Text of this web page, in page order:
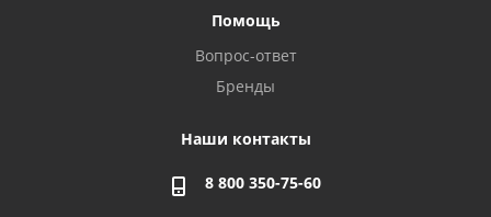
Помощь
Вопрос-ответ
Бренды
Наши контакты
8 800 350-75-60